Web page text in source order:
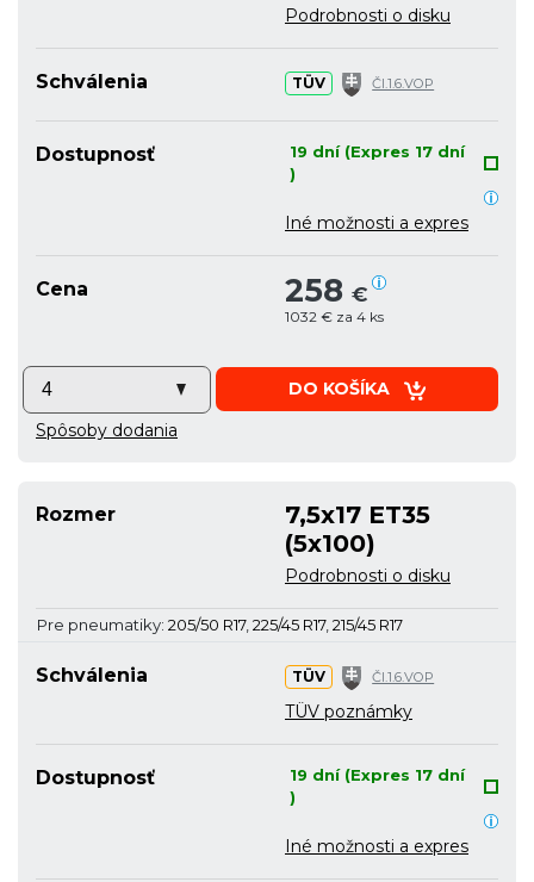
Podrobnosti o disku
Schválenia TÜV Čl.1.6.VOP
Dostupnosť
19 dní (Expres 17 dní
)
Iné možnosti a expres
Cena 258 €
1032 € za 4 ks
DO KOŠÍKA
Spôsoby dodania
Rozmer
7,5x17 ET35
(5x100)
Podrobnosti o disku
Schválenia TÜV Čl.1.6.VOP
TÜV poznámky
Dostupnosť
19 dní (Expres 17 dní
)
Iné možnosti a expres
Pre pneumatiky: 205/50 R17, 225/45 R17, 215/45 R17